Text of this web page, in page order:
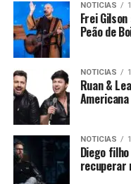
NOTICIAS
Frei
Peão de
NOTICIAS
Ruan &
Americana
NOTICIAS
Diego
recuperar